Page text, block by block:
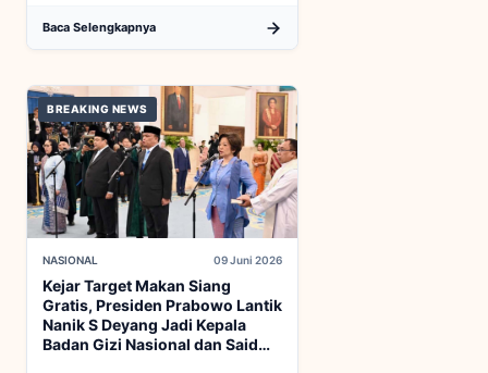
Baca Selengkapnya
BREAKING NEWS
NASIONAL 09 Juni 2026
Kejar Target Makan Siang
Gratis, Presiden Prabowo Lantik
Nanik S Deyang Jadi Kepala
Badan Gizi Nasional dan Said